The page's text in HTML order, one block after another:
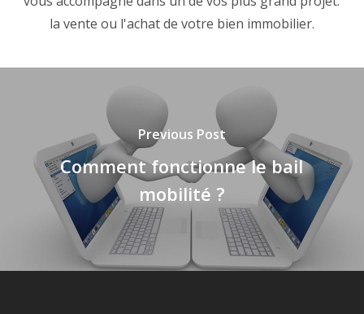
la vente ou l'achat de votre bien immobilier.
Previous Post
Comment fonctionne le bail
mobilité ?